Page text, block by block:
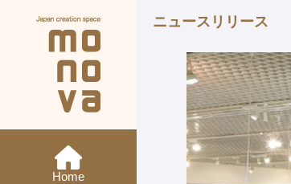
Home
monovaとは
概要・沿革
ニュース
イベント
ワークショップ
現在の展示会
今後の展示会
メーカー紹介
特集
ニュースリリース